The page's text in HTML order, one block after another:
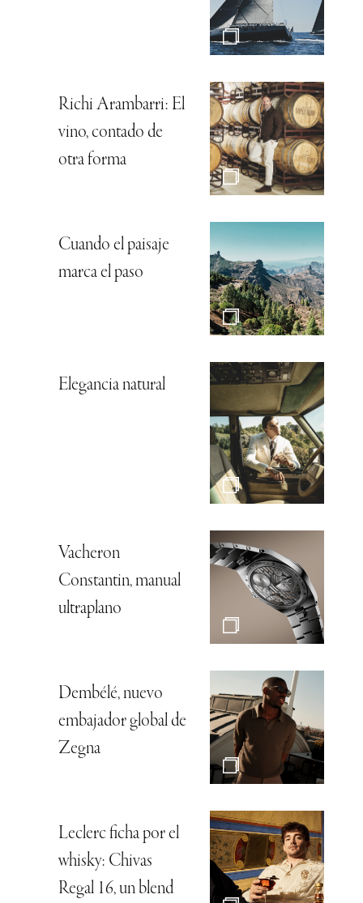
Richi Arambarri: El
vino, contado de
otra forma
Cuando el paisaje
marca el paso
Elegancia natural
Vacheron
Constantin, manual
ultraplano
Dembélé, nuevo
embajador global de
Zegna
Leclerc ficha por el
whisky: Chivas
Regal 16, un blend